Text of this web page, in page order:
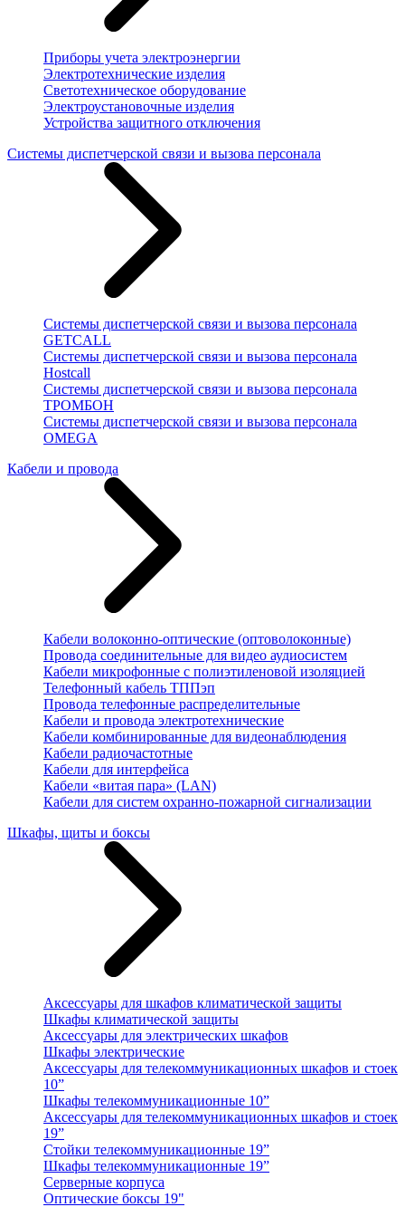
Приборы учета электроэнергии
Электротехнические изделия
Светотехническое оборудование
Электроустановочные изделия
Устройства защитного отключения
Системы диспетчерской связи и вызова персонала
Системы диспетчерской связи и вызова персонала
GETCALL
Системы диспетчерской связи и вызова персонала
Hostcall
Системы диспетчерской связи и вызова персонала
ТРОМБОН
Системы диспетчерской связи и вызова персонала
OMEGA
Кабели и провода
Кабели волоконно-оптические (оптоволоконные)
Провода соединительные для видео аудиосистем
Кабели микрофонные с полиэтиленовой изоляцией
Телефонный кабель ТППэп
Провода телефонные распределительные
Кабели и провода электротехнические
Кабели комбинированные для видеонаблюдения
Кабели радиочастотные
Кабели для интерфейса
Кабели «витая пара» (LAN)
Кабели для систем охранно-пожарной сигнализации
Шкафы, щиты и боксы
Аксессуары для шкафов климатической защиты
Шкафы климатической защиты
Аксессуары для электрических шкафов
Шкафы электрические
Аксессуары для телекоммуникационных шкафов и стоек
10”
Шкафы телекоммуникационные 10”
Аксессуары для телекоммуникационных шкафов и стоек
19”
Стойки телекоммуникационные 19”
Шкафы телекоммуникационные 19”
Серверные корпуса
Оптические боксы 19"